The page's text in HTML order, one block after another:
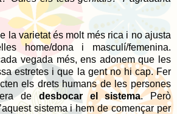
la varietat és molt més rica i no ajusta
home/dona i masculí/femenina.
vegada més, ens adonem que les
estretes i que la gent no hi cap. Fer
els drets humans de les persones
dedesbocar el sistema. Però
sistema i hem de començar per